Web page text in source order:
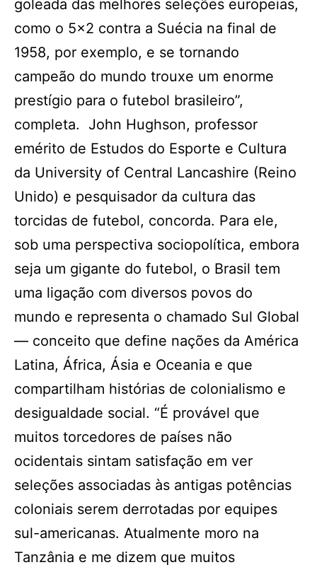
goleada das melhores seleções europeias,
como o 5×2 contra a Suécia na final de
1958, por exemplo, e se tornando
campeão do mundo trouxe um enorme
prestígio para o futebol brasileiro”,
completa. John Hughson, professor
emérito de Estudos do Esporte e Cultura
da University of Central Lancashire (Reino
Unido) e pesquisador da cultura das
torcidas de futebol, concorda. Para ele,
sob uma perspectiva sociopolítica, embora
seja um gigante do futebol, o Brasil tem
uma ligação com diversos povos do
mundo e representa o chamado Sul Global
— conceito que define nações da América
Latina, África, Ásia e Oceania e que
compartilham histórias de colonialismo e
desigualdade social. “É provável que
muitos torcedores de países não
ocidentais sintam satisfação em ver
seleções associadas às antigas potências
coloniais serem derrotadas por equipes
sul-americanas. Atualmente moro na
Tanzânia e me dizem que muitos